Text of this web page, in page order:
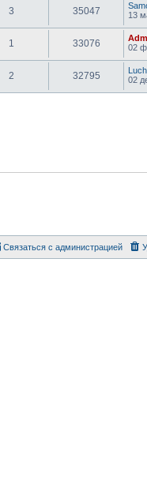
3 35047
13
1 33076
02
2 32795
Luch
02
Связаться с администрацией